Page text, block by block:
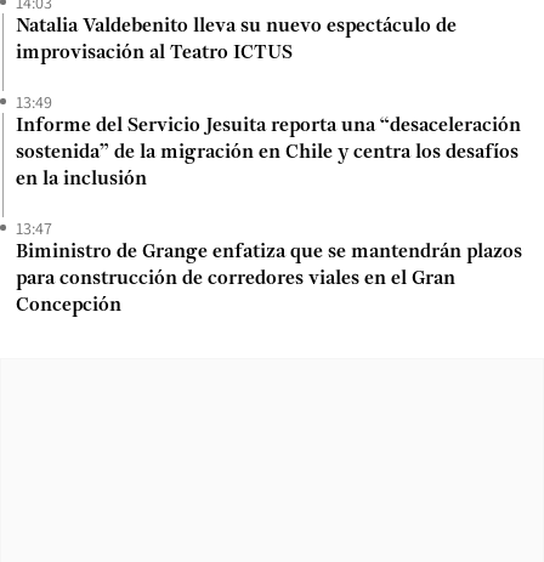
Natalia Valdebenito lleva su nuevo espectáculo de
improvisación al Teatro ICTUS
13:49
Informe del Servicio Jesuita reporta una “desaceleración
sostenida” de la migración en Chile y centra los desafíos
en la inclusión
13:47
Biministro de Grange enfatiza que se mantendrán plazos
para construcción de corredores viales en el Gran
Concepción